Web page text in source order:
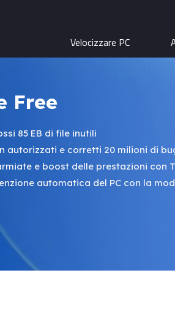
Velocizzare PC
Free
85 EB di file inutili
autorizzati e corretti 20 milioni di
e boost delle prestazioni con
automatica del PC con la